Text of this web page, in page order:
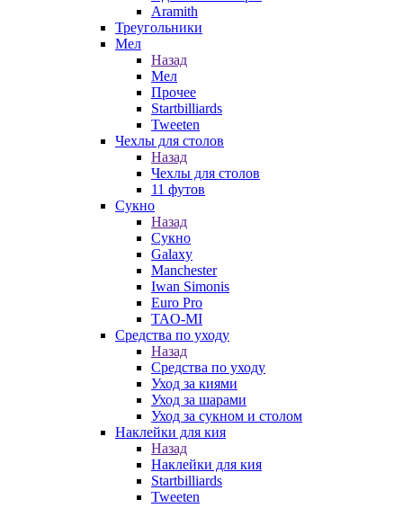
Aramith
Треугольники
Мел
Назад
Мел
Прочее
Startbilliards
Tweeten
Чехлы для столов
Назад
Чехлы для столов
11 футов
Сукно
Назад
Сукно
Galaxy
Manchester
Iwan Simonis
Euro Pro
TAO-MI
Средства по уходу
Назад
Средства по уходу
Уход за киями
Уход за шарами
Уход за сукном и столом
Наклейки для кия
Назад
Наклейки для кия
Startbilliards
Tweeten